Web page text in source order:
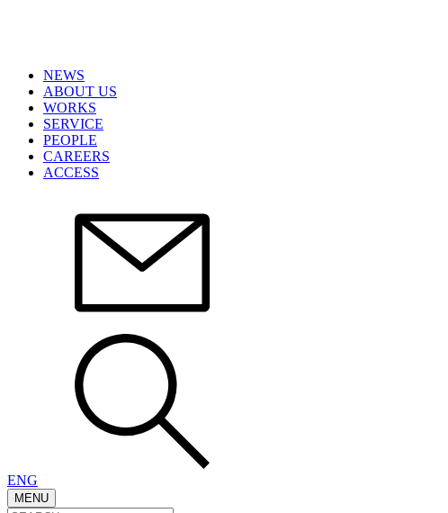
NEWS
ABOUT US
WORKS
SERVICE
PEOPLE
CAREERS
ACCESS
ENG
MENU